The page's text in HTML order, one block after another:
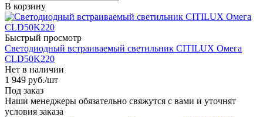
В корзину
Быстрый просмотр
Светодиодный встраиваемый светильник CITILUX Омега
CLD50K220
Нет в наличии
1 949 руб./шт
Под заказ
Наши менеджеры обязательно свяжутся с вами и уточнят
условия заказа